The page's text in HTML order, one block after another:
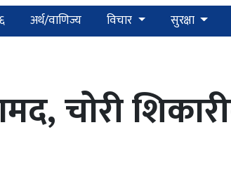
अर्थ/वाणिज्य विचार सुरक्षा
चोरी